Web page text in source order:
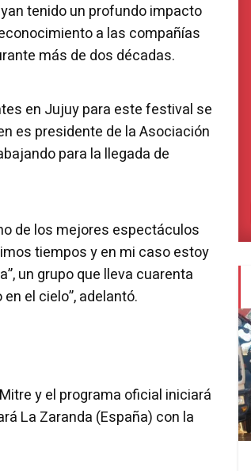
tenido un profundo impacto
a las compañías
más de dos décadas.
en Jujuy para este festival se
es presidente de la Asociación
para la llegada de
de los mejores espectáculos
tiempos y en mi caso estoy
un grupo que lleva cuarenta
el cielo”, adelantó.
y el programa oficial iniciará
La Zaranda (España) con la